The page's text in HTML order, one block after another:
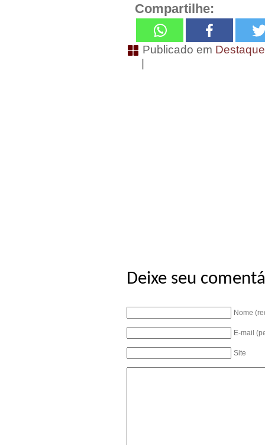
Compartilhe:
Publicado em
|
Deixe seu
Nome
E-mail
Site